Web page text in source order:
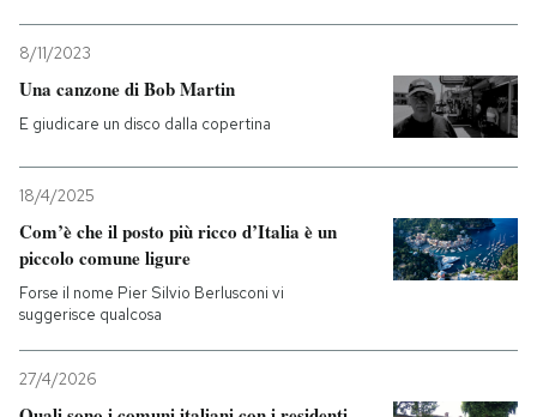
8/11/2023
Una canzone di Bob Martin
E giudicare un disco dalla copertina
18/4/2025
Com’è che il posto più ricco d’Italia è un
piccolo comune ligure
Forse il nome Pier Silvio Berlusconi vi
suggerisce qualcosa
27/4/2026